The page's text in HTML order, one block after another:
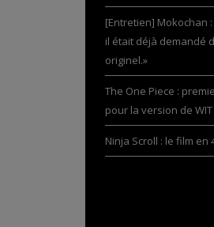
[Entretien] Mokochan
il était déjà demandé
originel.»
The One Piece :
pour la version de
Ninja Scroll : le film en